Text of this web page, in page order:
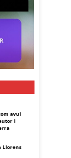
avui
i
Llorens